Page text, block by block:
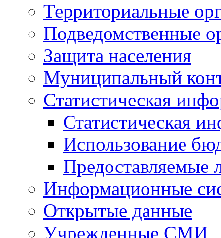
Территориальные
Подведомственные
Защита населения
Муниципальный
Статистическая
Статистическая
Использование
Предоставляемые
Информационные
Открытые данные
Учрежденные СМИ